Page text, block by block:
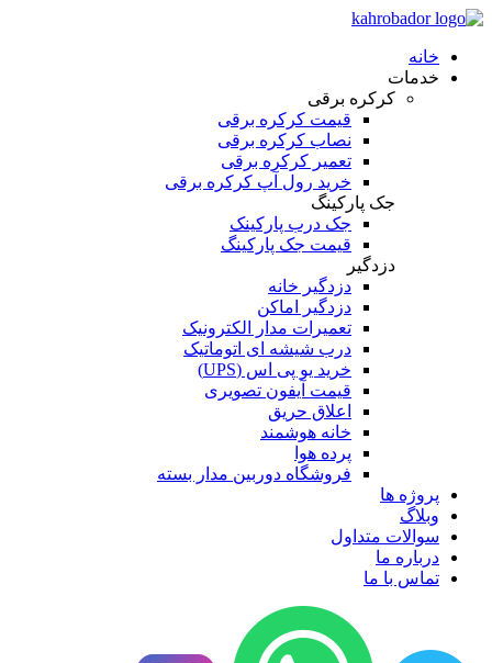
خانه
خدمات
کرکره برقی
قیمت کرکره برقی
نصاب کرکره برقی
تعمیر کرکره برقی
خرید رول آپ کرکره برقی
جک پارکینگ
جک درب پارکینک
قیمت جک پارکینگ
دزدگیر
دزدگیر خانه
دزدگیر اماکن
تعمیرات مدار الکترونیک
درب شیشه ای اتوماتیک
خرید یو پی اس (UPS)
قیمت آیفون تصویری
اعلاق حریق
خانه هوشمند
پرده هوا
فروشگاه دوربین مدار بسته
پروژه ها
وبلاگ
سوالات متداول
درباره ما
تماس با ما